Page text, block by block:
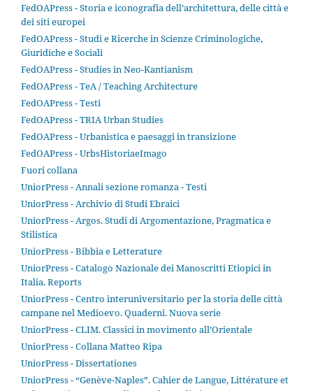
FedOAPress - Storia e iconografia dell’architettura, delle città e
dei siti europei
FedOAPress - Studi e Ricerche in Scienze Criminologiche,
Giuridiche e Sociali
FedOAPress - Studies in Neo-Kantianism
FedOAPress - TeA / Teaching Architecture
FedOAPress - Testi
FedOAPress - TRIA Urban Studies
FedOAPress - Urbanistica e paesaggi in transizione
FedOAPress - UrbsHistoriaeImago
Fuori collana
UniorPress - Annali sezione romanza - Testi
UniorPress - Archivio di Studi Ebraici
UniorPress - Argos. Studi di Argomentazione, Pragmatica e
Stilistica
UniorPress - Bibbia e Letterature
UniorPress - Catalogo Nazionale dei Manoscritti Etiopici in
Italia. Reports
UniorPress - Centro interuniversitario per la storia delle città
campane nel Medioevo. Quaderni. Nuova serie
UniorPress - CLIM. Classici in movimento all’Orientale
UniorPress - Collana Matteo Ripa
UniorPress - Dissertationes
UniorPress - “Genève-Naples”. Cahier de Langue, Littérature et